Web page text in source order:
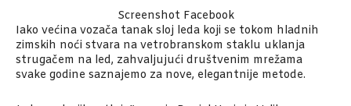
Screenshot Facebook
Iako većina vozača tanak sloj leda koji se tokom hladnih
zimskih noći stvara na vetrobranskom staklu uklanja
strugačem na led, zahvaljujući društvenim mrežama
svake godine saznajemo za nove, elegantnije metode.